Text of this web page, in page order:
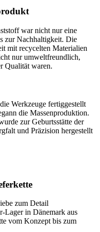
war nicht nur eine
zur Nachhaltigkeit. Die
mit recycelten Materialien
nur umweltfreundlich,
Qualität waren.
Werkzeuge fertiggestellt
die Massenproduktion.
zur Geburtsstätte der
und Präzision hergestellt
zum Detail
Lager in Dänemark aus
vom Konzept bis zum